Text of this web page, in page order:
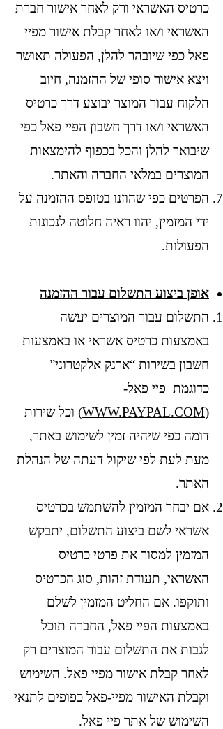
כרטיס האשראי ורק לאחר אישור חברת
האשראי ו/או לאחר קבלת אישור מפיי
פאל כפי שיובהר להלן, הפעולה תאושר
ויצא אישור סופי של ההזמנה, חיוב
הלקוח עבור המוצר יבוצע דרך כרטיס
האשראי ו/או דרך חשבון הפיי פאל כפי
שיבואר להלן והכל בכפוף להימצאות
המוצרים במלאי החברה והאתר.
הפרטים כפי שהוזנו בטופס ההזמנה על
ידי המזמין, יהוו ראיה חלוטה לנכונות
הפעולות.
אופן ביצוע התשלום עבור ההזמנה
התשלום עבור המוצרים יעשה
באמצעות כרטיס אשראי או באמצעות
חשבון בשירות “ארנק אלקטרוני”
כדוגמת פיי פאל-
(
WWW.PAYPAL.COM) וכל שירות
דומה כפי שיהיה זמין לשימוש באתר,
מעת לעת לפי שיקול דעתה של הנהלת
האתר.
אם יבחר המזמין להשתמש בכרטיס
אשראי לשם ביצוע התשלום, יתבקש
המזמין למסור את פרטי כרטיס
האשראי, תעודת זהות, סוג הכרטיס
ותוקפו. אם החליט המזמין לשלם
באמצעות הפיי פאל, החברה תוכל
לגבות את התשלום עבור המוצרים רק
לאחר קבלת אישור מפיי פאל. השימוש
וקבלת האישור מפיי-פאל כפופים לתנאי
השימוש של אתר פיי פאל.